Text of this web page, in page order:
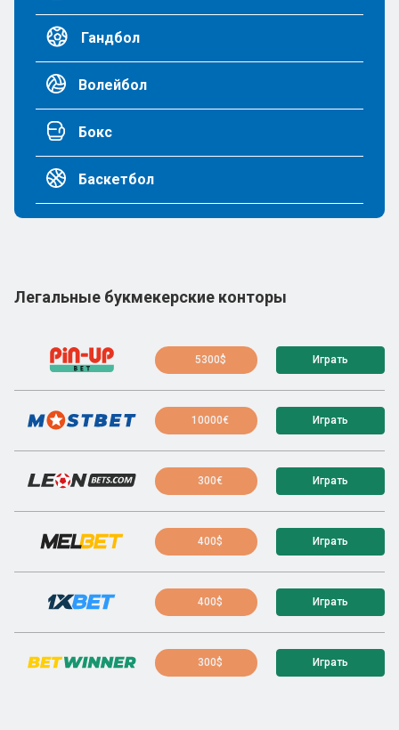
Гандбол
Волейбол
Бокс
Баскетбол
Легальные букмекерские конторы
5300$ Играть
10000€ Играть
300€ Играть
400$ Играть
400$ Играть
300$ Играть